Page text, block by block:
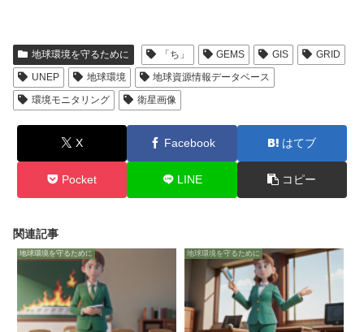
地球環境を守るために 「ち」 GEMS GIS
GRID
UNEP
地球環境
地球資源情報データベース
環境モニタリング
衛星画像
X Facebook はてブ
Pocket LINE コピー
関連記事
地球環境を守るために 地球環境を守るために